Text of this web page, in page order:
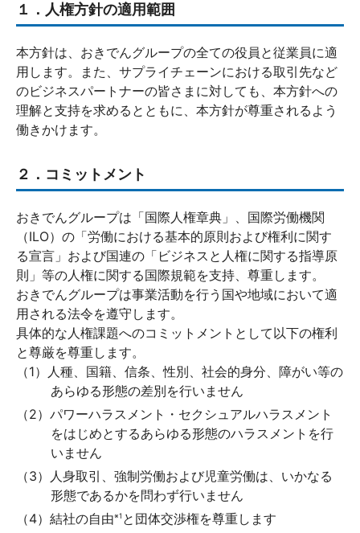
１．人権方針の適用範囲
本方針は、おきでんグループの全ての役員と従業員に適
用します。また、サプライチェーンにおける取引先など
のビジネスパートナーの皆さまに対しても、本方針への
理解と支持を求めるとともに、本方針が尊重されるよう
働きかけます。
２．コミットメント
おきでんグループは「国際人権章典」、国際労働機関
（ILO）の「労働における基本的原則および権利に関す
る宣言」および国連の「ビジネスと人権に関する指導原
則」等の人権に関する国際規範を支持、尊重します。
おきでんグループは事業活動を行う国や地域において適
用される法令を遵守します。
具体的な人権課題へのコミットメントとして以下の権利
と尊厳を尊重します。
（1）人種、国籍、信条、性別、社会的身分、障がい等の
あらゆる形態の差別を行いません
（2）パワーハラスメント・セクシュアルハラスメント
をはじめとするあらゆる形態のハラスメントを行
いません
（3）人身取引、強制労働および児童労働は、いかなる
形態であるかを問わず行いません
（4）結社の自由※1 と団体交渉権を尊重します